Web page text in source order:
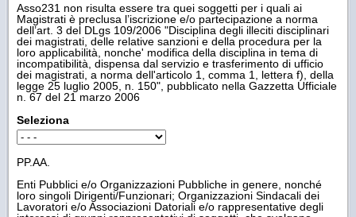
Asso231 non risulta essere tra quei soggetti per i quali ai
Magistrati è preclusa l’iscrizione e/o partecipazione a norma
dell’art. 3 del DLgs 109/2006 "Disciplina degli illeciti disciplinari
dei magistrati, delle relative sanzioni e della procedura per la
loro applicabilità, nonche' modifica della disciplina in tema di
incompatibilità, dispensa dal servizio e trasferimento di ufficio
dei magistrati, a norma dell'articolo 1, comma 1, lettera f), della
legge 25 luglio 2005, n. 150", pubblicato nella Gazzetta Ufficiale
n. 67 del 21 marzo 2006
Seleziona
PP.AA.
Enti Pubblici e/o Organizzazioni Pubbliche in genere, nonché
loro singoli Dirigenti/Funzionari; Organizzazioni Sindacali dei
Lavoratori e/o Associazioni Datoriali e/o rappresentative degli